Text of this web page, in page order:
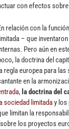
con efectos
relación con la
limitada – que
Pero aún en
la doctrina del
regla europea para
en la
, la doctrina del
sociedad limitaday los
limitan la
sobre los proyectos